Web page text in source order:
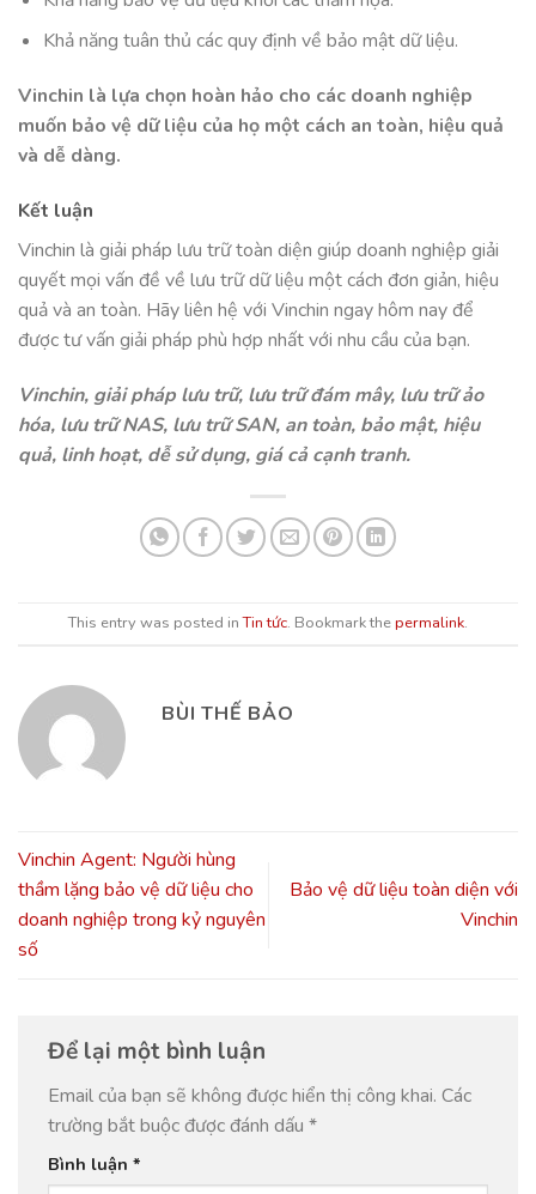
Khả năng tuân thủ các quy định về bảo mật dữ liệu.
Vinchin là lựa chọn hoàn hảo cho các doanh nghiệp
muốn bảo vệ dữ liệu của họ một cách an toàn, hiệu quả
và dễ dàng.
Kết luận
Vinchin là giải pháp lưu trữ toàn diện giúp doanh nghiệp giải
quyết mọi vấn đề về lưu trữ dữ liệu một cách đơn giản, hiệu
quả và an toàn. Hãy liên hệ với Vinchin ngay hôm nay để
được tư vấn giải pháp phù hợp nhất với nhu cầu của bạn.
Vinchin, giải pháp lưu trữ, lưu trữ đám mây, lưu trữ ảo
hóa, lưu trữ NAS, lưu trữ SAN, an toàn, bảo mật, hiệu
quả, linh hoạt, dễ sử dụng, giá cả cạnh tranh.
This entry was posted inTin tức. Bookmark thepermalink.
BÙI THẾ BẢO
Vinchin Agent: Người hùng
thầm lặng bảo vệ dữ liệu cho
doanh nghiệp trong kỷ nguyên
số
Bảo vệ dữ liệu toàn diện với
Vinchin
Để lại một bình luận
Email của bạn sẽ không được hiển thị công khai. Các
trường bắt buộc được đánh dấu *
Bình luận *